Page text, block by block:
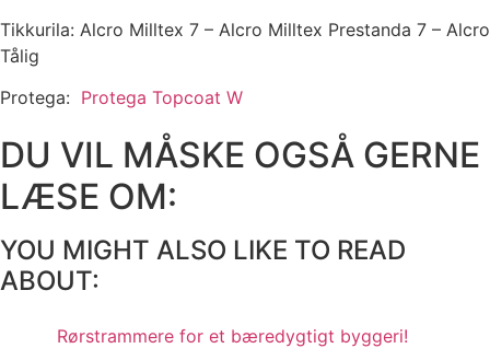
Tikkurila: Alcro Milltex 7 – Alcro Milltex Prestanda 7 – Alcro
Tålig
Protega: Protega Topcoat W
DU VIL MÅSKE OGSÅ GERNE
LÆSE OM:
YOU MIGHT ALSO LIKE TO READ
ABOUT:
Rørstrammere for et bæredygtigt byggeri!